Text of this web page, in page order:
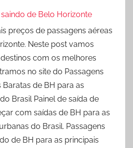
de Belo Horizonte
preços de passagens aéreas
Neste post vamos
com os melhores
no site do Passagens
Baratas de BH para as
Brasil Painel de saída de
com saídas de BH para as
do Brasil. Passagens
de BH para as principais